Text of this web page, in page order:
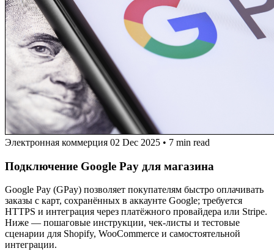
Электронная коммерция 02 Dec 2025 • 7 min read
Подключение Google Pay для магазина
Google Pay (GPay) позволяет покупателям быстро оплачивать
заказы с карт, сохранённых в аккаунте Google; требуется
HTTPS и интеграция через платёжного провайдера или Stripe.
Ниже — пошаговые инструкции, чек-листы и тестовые
сценарии для Shopify, WooCommerce и самостоятельной
интеграции.